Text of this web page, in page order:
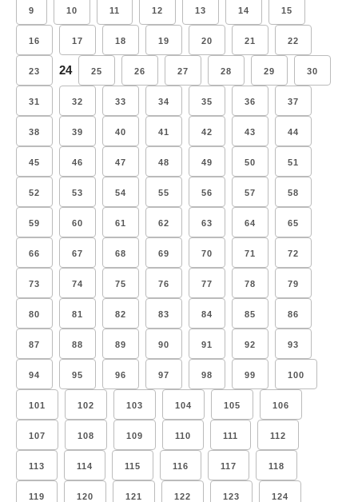
9 10 11 12 13 14 15
16 17 18 19 20 21 22
23 24 25 26 27 28 29 30
31 32 33 34 35 36 37
38 39 40 41 42 43 44
45 46 47 48 49 50 51
52 53 54 55 56 57 58
59 60 61 62 63 64 65
66 67 68 69 70 71 72
73 74 75 76 77 78 79
80 81 82 83 84 85 86
87 88 89 90 91 92 93
94 95 96 97 98 99 100
101 102 103 104 105 106
107 108 109 110 111 112
113 114 115 116 117 118
119 120 121 122 123 124